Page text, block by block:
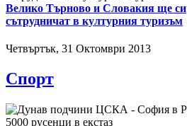
Велико Търново и Словакия ще си
сътрудничат в културния туризъм
Четвъртък, 31 Октомври 2013
Спорт